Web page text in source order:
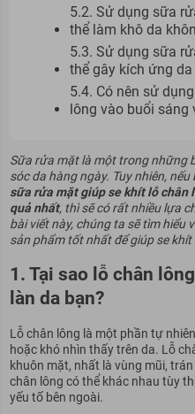
5.2. Sử dụng sữa
thể làm khô da
5.3. Sử dụng sữa
thể gây kích ứng da
5.4. Có nên sử
lông vào buổi sáng
Sữa rửa mặt là một trong những
sóc da hàng ngày. Tuy nhiên,
sữa rửa mặt giúp se khít lỗ chân
quả nhất, thì sẽ có rất nhiều lựa
bài viết này, chúng ta sẽ tìm hiểu
sản phẩm tốt nhất để giúp se khít
1. Tại sao lỗ chân
làn da bạn?
Lỗ chân lông là một phần tự
hoặc khó nhìn thấy trên da. Lỗ
khuôn mặt, nhất là vùng mũi,
chân lông có thể khác nhau tùy
yếu tố bên ngoài.